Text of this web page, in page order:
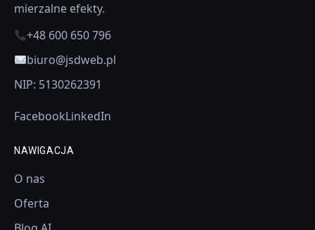
mierzalne efekty.
+48 600 650 796
biuro@jsdweb.pl
NIP: 5130262391
FacebookLinkedIn
NAWIGACJA
O nas
Oferta